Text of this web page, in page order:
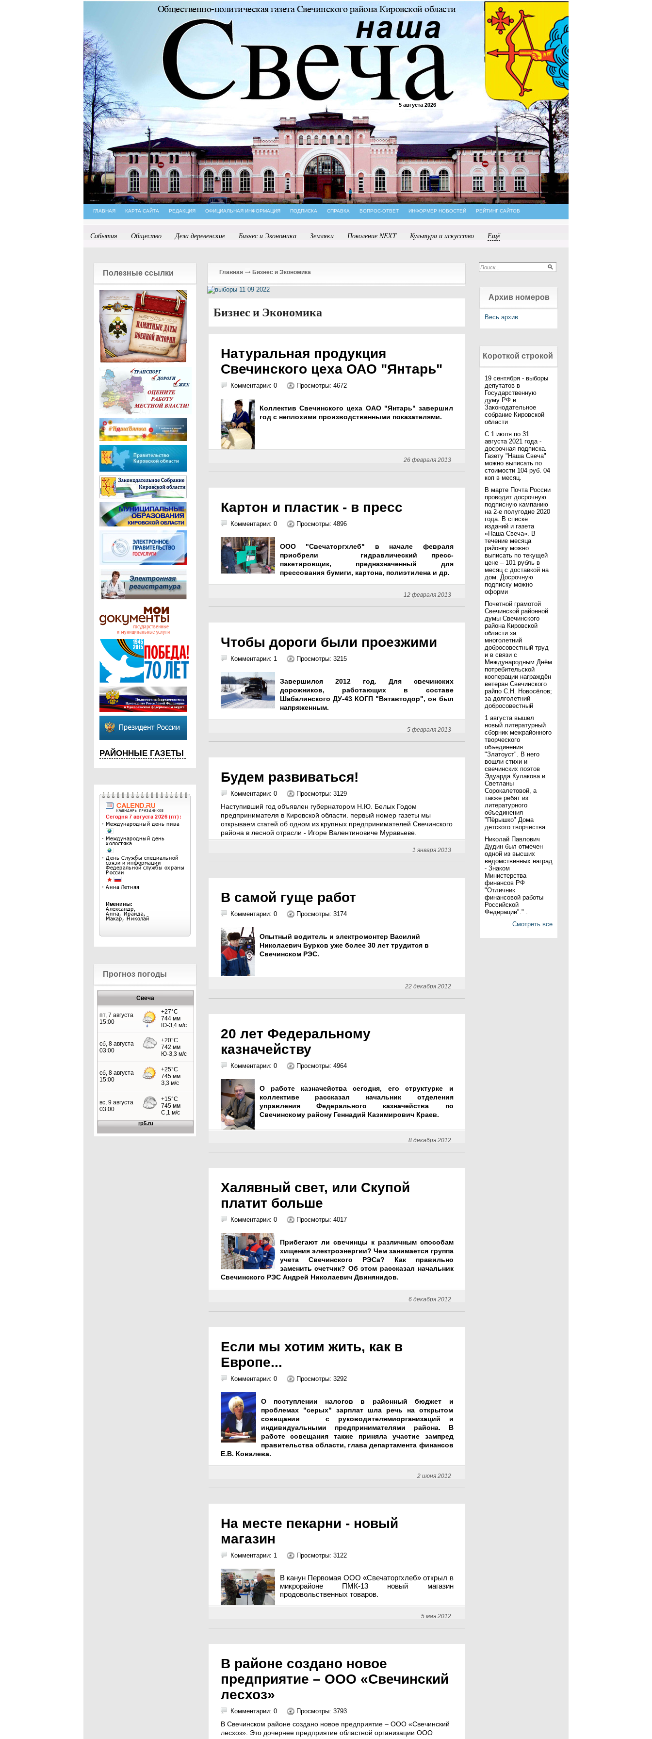
5 августа 2026
ГЛАВНАЯ КАРТА САЙТА РЕДАКЦИЯ ОФИЦИАЛЬНАЯ ИНФОРМАЦИЯ ПОДПИСКА СПРАВКА ВОПРОС-ОТВЕТ ИНФОРМЕР НОВОСТЕЙ РЕЙТИНГ САЙТОВ
События Общество Дела деревенские Бизнес и Экономика Земляки Поколение NEXT Культура и искусство Ещё
Полезные ссылки
РАЙОННЫЕ ГАЗЕТЫ
Прогноз погоды
Свеча
Главная Бизнес и Экономика
Бизнес и Экономика
Натуральная продукция
Свечинского цеха ОАО "Янтарь"
Комментарии: 0 Просмотры: 4672
Коллектив Свечинского цеха ОАО "Янтарь" завершил
год с неплохими производственными показателями.
26 февраля 2013
Картон и пластик - в пресс
Комментарии: 0 Просмотры: 4896
ООО "Свечаторгхлеб" в начале февраля
приобрели гидравлический пресс-
пакетировщик, предназначенный для
прессования бумиги, картона, полиэтилена и др.
12 февраля 2013
Чтобы дороги были проезжими
Комментарии: 1 Просмотры: 3215
Завершился 2012 год. Для свечинских
дорожников, работающих в составе
Шабалинского ДУ-43 КОГП "Вятавтодор", он был
напряженным.
5 февраля 2013
Будем развиваться!
Комментарии: 0 Просмотры: 3129
Наступивший год объявлен губернатором Н.Ю. Белых Годом
предпринимателя в Кировской области. первый номер газеты мы
открываем статей об одном из крупных предпринимателей Свечинского
района в лесной отрасли - Игоре Валентиновиче Муравьеве.
1 января 2013
В самой гуще работ
Комментарии: 0 Просмотры: 3174
Опытный водитель и электромонтер Василий
Николаевич Бурков уже более 30 лет трудится в
Свечинском РЭС.
22 декабря 2012
20 лет Федеральному
казначейству
Комментарии: 0 Просмотры: 4964
О работе казначейства сегодня, его структурке и
коллективе рассказал начальник отделения
управления Федерального казначейства по
Свечинскому району Геннадий Казимирович Краев.
8 декабря 2012
Халявный свет, или Скупой
платит больше
Комментарии: 0 Просмотры: 4017
Прибегают ли свечинцы к различным способам
хищения электроэнергии? Чем занимается группа
учета Свечинского РЭСа? Как правильно
заменить счетчик? Об этом рассказал начальник
Свечинского РЭС Андрей Николаевич Двинянидов.
6 декабря 2012
Если мы хотим жить, как в
Европе...
Комментарии: 0 Просмотры: 3292
О поступлении налогов в районный бюджет и
проблемах "серых" зарплат шла речь на открытом
совещании с руководителямиорганизаций и
индивидуальными предпринимателями района. В
работе совещания также приняла участие зампред
правительства области, глава департамента финансов
Е.В. Ковалева.
2 июня 2012
На месте пекарни - новый
магазин
Комментарии: 1 Просмотры: 3122
В канун Первомая ООО «Свечаторгхлеб» открыл в
микрорайоне ПМК-13 новый магазин
продовольственных товаров.
5 мая 2012
В районе создано новое
предприятие – ООО «Свечинский
лесхоз»
Комментарии: 0 Просмотры: 3793
В Свечинском районе создано новое предприятие – ООО «Свечинский
лесхоз». Это дочернее предприятие областной организации ООО
Архив номеров
Весь архив
Короткой строкой
19 сентября - выборы
депутатов в
Государственную
думу РФ и
Законодательное
собрание Кировской
области
С 1 июля по 31
августа 2021 года -
досрочная подписка.
Газету "Наша Свеча"
можно выписать по
стоимости 104 руб. 04
коп в месяц.
В марте Почта России
проводит досрочную
подписную кампанию
на 2-е полугодие 2020
года. В списке
изданий и газета
«Наша Свеча». В
течение месяца
районку можно
выписать по текущей
цене – 101 рубль в
месяц с доставкой на
дом. Досрочную
подписку можно
оформи
Почетной грамотой
Свечинской районной
думы Свечинского
района Кировской
области за
многолетний
добросовестный труд
и в связи с
Международным Днём
потребительской
кооперации награждён
ветеран Свечинского
райпо С.Н. Новосёлов;
за долголетний
добросовестный
1 августа вышел
новый литературный
сборник межрайонного
творческого
объединения
"Златоуст". В него
вошли стихи и
свечинских поэтов
Эдуарда Кулакова и
Светланы
Сорокалетовой, а
также ребят из
литературного
объединения
"Пёрышко" Дома
детского творчества.
Николай Павлович
Дудин был отмечен
одной из высших
ведомственных наград
- Знаком
Министерства
финансов РФ
"Отличник
финансовой работы
Российской
Федерации"." .
Смотреть все